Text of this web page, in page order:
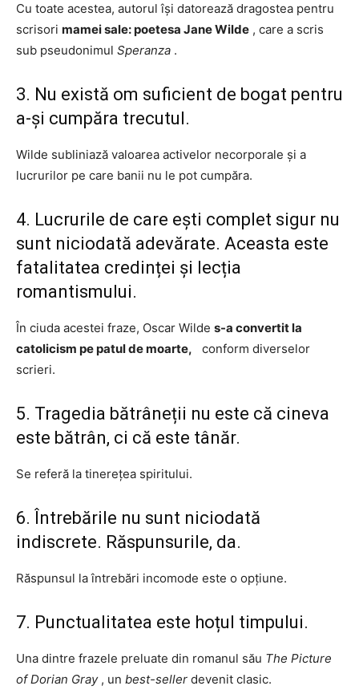
Cu toate acestea, autorul își datorează dragostea pentru
scrisori mamei sale: poetesa Jane Wilde , care a scris
sub pseudonimul Speranza .
3. Nu există om suficient de bogat pentru
a-și cumpăra trecutul.
Wilde subliniază valoarea activelor necorporale și a
lucrurilor pe care banii nu le pot cumpăra.
4. Lucrurile de care ești complet sigur nu
sunt niciodată adevărate. Aceasta este
fatalitatea credinței și lecția
romantismului.
În ciuda acestei fraze, Oscar Wilde s-a convertit la
catolicism pe patul de moarte, conform diverselor
scrieri.
5. Tragedia bătrâneții nu este că cineva
este bătrân, ci că este tânăr.
Se referă la tinerețea spiritului.
6. Întrebările nu sunt niciodată
indiscrete. Răspunsurile, da.
Răspunsul la întrebări incomode este o opțiune.
7. Punctualitatea este hoțul timpului.
Una dintre frazele preluate din romanul său The Picture
of Dorian Gray, un best-seller devenit clasic.